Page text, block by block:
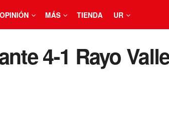
OPINIÓN MÁS TIENDA UR
4-1 Rayo